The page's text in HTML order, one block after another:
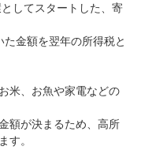
してスタートした、寄
金額を翌年の所得税と
米、お魚や家電などの
額が決まるため、高所
す。